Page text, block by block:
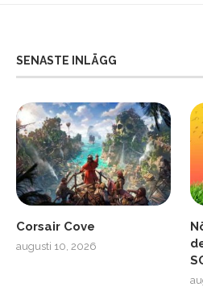
SENASTE INLÄGG
Corsair Cove
augusti 10, 2026